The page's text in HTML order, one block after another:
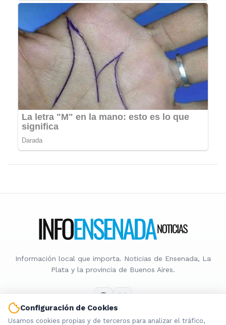
Información local que importa. Noticias de Ensenada, La
Plata y la provincia de Buenos Aires.
Configuración de Cookies
Usamos cookies propias y de terceros para analizar el tráfico,